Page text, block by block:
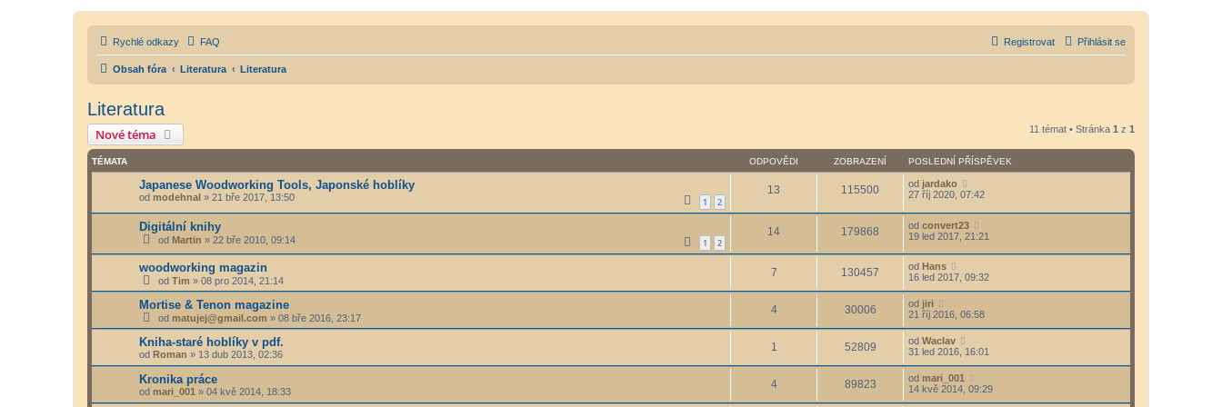
Rychlé odkazy FAQ Přihlásit se
Registrovat
Obsah fóra Literatura Literatura
Literatura
Nové téma 11 témat • Stránka 1 z 1
TÉMATA ODPOVĚDI ZOBRAZENÍ POSLEDNÍ PŘÍSPĚVEK
Japanese Woodworking Tools, Japonské hoblíky
od modehnal » 21 bře 2017, 13:50 1 2
13 115500 od jardako
27 říj 2020, 07:42
Digitální knihy
od Martin » 22 bře 2010, 09:14 1 2
14 179868 od convert23
19 led 2017, 21:21
woodworking magazin
od Tim » 08 pro 2014, 21:14
7 130457 od Hans
16 led 2017, 09:32
Mortise & Tenon magazine
od matujej@gmail.com » 08 bře 2016, 23:17
4 30006 od jiri
21 říj 2016, 06:58
Kniha-staré hoblíky v pdf.
od Roman » 13 dub 2013, 02:36
1 52809 od Waclav
31 led 2016, 16:01
Kronika práce
od mari_001 » 04 kvě 2014, 18:33
4 89823 od mari_001
14 kvě 2014, 09:29